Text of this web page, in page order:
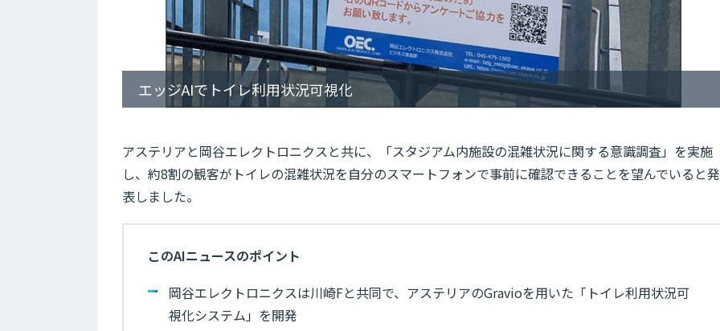
エッジAIでトイレ利用状況可視化
アステリアと岡谷エレクトロニクスと共に、「スタジアム内施設の混雑状況に関する意識調査」を実施
し、約8割の観客がトイレの混雑状況を自分のスマートフォンで事前に確認できることを望んでいると発
表しました。
このAIニュースのポイント
岡谷エレクトロニクスは川崎Fと共同で、アステリアのGravioを用いた「トイレ利用状況可
視化システム」を開発